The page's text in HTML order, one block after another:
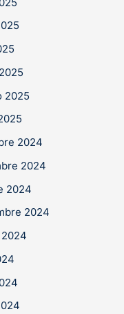
2025
2024
2024
2024
2024